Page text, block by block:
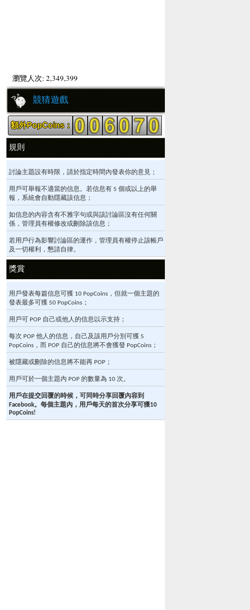
瀏覽人次: 2,349,399
競猜遊戲
額外PopCoins：
規則
討論主題設有時限，請於指定時間內發表你的意見；
用戶可舉報不適當的信息。若信息有 5 個或以上的舉
報，系統會自動隱藏該信息；
如信息的內容含有不雅字句或與該討論區沒有任何關
係，管理員有權修改或刪除該信息；
若用戶行為影響討論區的運作，管理員有權停止該帳戶
及一切權利，懇請自律。
獎賞
用戶發表每篇信息可獲 10 PopCoins，但就一個主題的
發表最多可獲 50 PopCoins；
用戶可 POP 自己或他人的信息以示支持；
每次 POP 他人的信息，自己及該用戶分別可獲 5
PopCoins，而 POP 自己的信息將不會獲發 PopCoins；
被隱藏或刪除的信息將不能再 POP；
用戶可於一個主題內 POP 的數量為 10 次。
用戶在提交回覆的時候，可同時分享回覆內容到
Facebook。每個主題內，用戶每天的首次分享可獲10
PopCoins!